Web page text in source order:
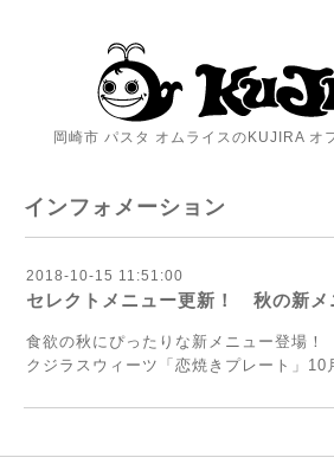
岡崎市 パスタ オムライスのKUJIRA オ
インフォメーション
2018-10-15 11:51:00
セレクトメニュー更新！ 秋の新メ
食欲の秋にぴったりな新メニュー登場！
クジラスウィーツ「恋焼きプレート」10